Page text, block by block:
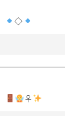
◇
‍♀